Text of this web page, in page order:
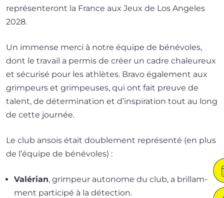
repré­sen­te­ront la France aux Jeux de Los Angeles
2028.
Un immense mer­ci à notre équipe de béné­voles,
dont le tra­vail a per­mis de créer un cadre cha­leu­reux
et sécu­ri­sé pour les ath­lètes. Bravo éga­le­ment aux
grim­peurs et grim­peuses, qui ont fait preuve de
talent, de déter­mi­na­tion et d’inspiration tout au long
de cette journée.
Le club ansois était dou­ble­ment repré­sen­té (en plus
de l’é­quipe de bénévoles) :
Valérian, grim­peur auto­nome du club, a brillam­
ment par­ti­ci­pé à la détection.